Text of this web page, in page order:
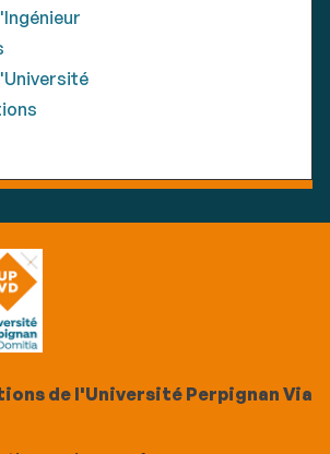
de l'Université Perpignan Via